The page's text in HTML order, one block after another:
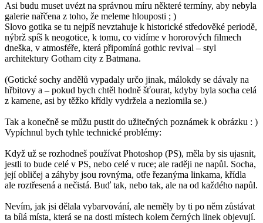
Asi budu muset uvézt na správnou míru některé termíny, aby nebyla
galerie nařčena z toho, že meleme hlouposti ; )
Slovo gotika se tu nejpíš nevztahuje k historické středověké periodě,
nýbrž spíš k neogotice, k tomu, co vidíme v hororových filmech
dneška, v atmosféře, která připomíná gothic revival – styl
architektury Gotham city z Batmana.
(Gotické sochy andělů vypadaly určo jinak, málokdy se dávaly na
hřbitovy a – pokud bych chtěl hodně šťourat, kdyby byla socha celá
z kamene, asi by těžko křídly vydržela a nezlomila se.)
Tak a konečně se můžu pustit do užitečných poznámek k obrázku : )
Vypíchnul bych tyhle technické problémy:
Když už se rozhodneš používat Photoshop (PS), měla by sis ujasnit,
jestli to bude celé v PS, nebo celé v ruce; ale raději ne napůl. Socha,
její obličej a záhyby jsou rovnýma, otře řezanýma linkama, křídla
ale roztřesená a nečistá. Buď tak, nebo tak, ale na od každého napůl.
Nevím, jak jsi dělala vybarvování, ale neměly by ti po něm zůstávat
ta bílá místa, která se na dosti místech kolem černých linek objevují.